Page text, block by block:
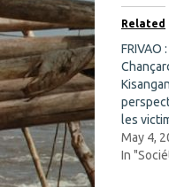
b
o
o
k
(
O
p
e
n
s
i
n
n
e
Related
FRIVAO
les
May 4,
In